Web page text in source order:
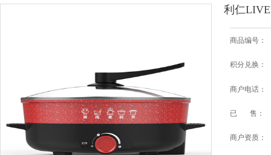
利仁
商品编号：
积分兑换：
商户电话：
已 售：
商户资质：